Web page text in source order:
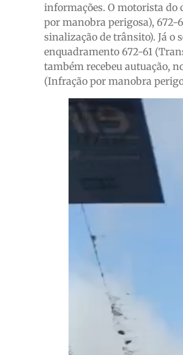
informações. O motorista do
por manobra perigosa), 672-
sinalização de trânsito). Já o
enquadramento 672-61
também recebeu autuação,
(Infração por manobra